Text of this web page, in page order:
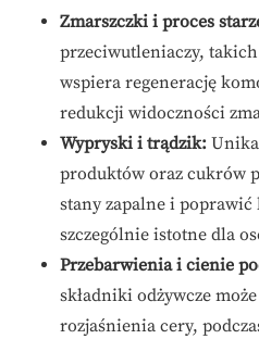
Zmarszczki i proces
przeciwutleniaczy,
wspiera regenerację
redukcji widoczności
Wypryski i trądzik:
produktów oraz cukrów
stany zapalne i poprawić
szczególnie istotne dla
Przebarwienia i cienie
składniki odżywcze
rozjaśnienia cery,